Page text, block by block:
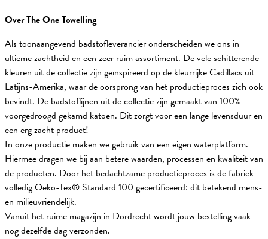
Over The One Towelling
Als toonaangevend badstofleverancier onderscheiden we ons in
ultieme zachtheid en een zeer ruim assortiment. De vele schitterende
kleuren uit de collectie zijn geïnspireerd op de kleurrijke Cadillacs uit
Latijns-Amerika, waar de oorsprong van het productieproces zich ook
bevindt. De badstoflijnen uit de collectie zijn gemaakt van 100%
voorgedroogd gekamd katoen. Dit zorgt voor een lange levensduur en
een erg zacht product!
In onze productie maken we gebruik van een eigen waterplatform.
Hiermee dragen we bij aan betere waarden, processen en kwaliteit van
de producten. Door het bedachtzame productieproces is de fabriek
volledig Oeko-Tex® Standard 100 gecertificeerd: dit betekend mens-
en milieuvriendelijk.
Vanuit het ruime magazijn in Dordrecht wordt jouw bestelling vaak
nog dezelfde dag verzonden.